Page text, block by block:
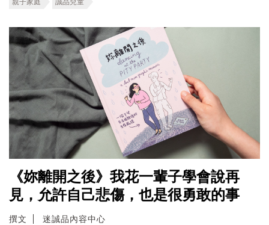
《妳離開之後》我花一輩子學會說再
見，允許自己悲傷，也是很勇敢的事
撰文 迷誠品內容中心